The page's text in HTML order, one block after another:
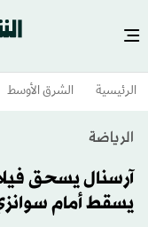
الرئيسية الشرق الأوسط​
الرياضة
آرسنال يسحق
يسقط أمام